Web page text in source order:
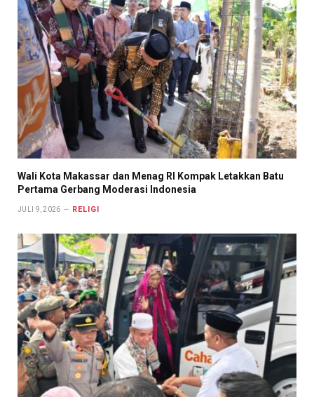
Wali Kota Makassar dan Menag RI Kompak Letakkan Batu
Pertama Gerbang Moderasi Indonesia
JULI 9, 2026 RELIGI